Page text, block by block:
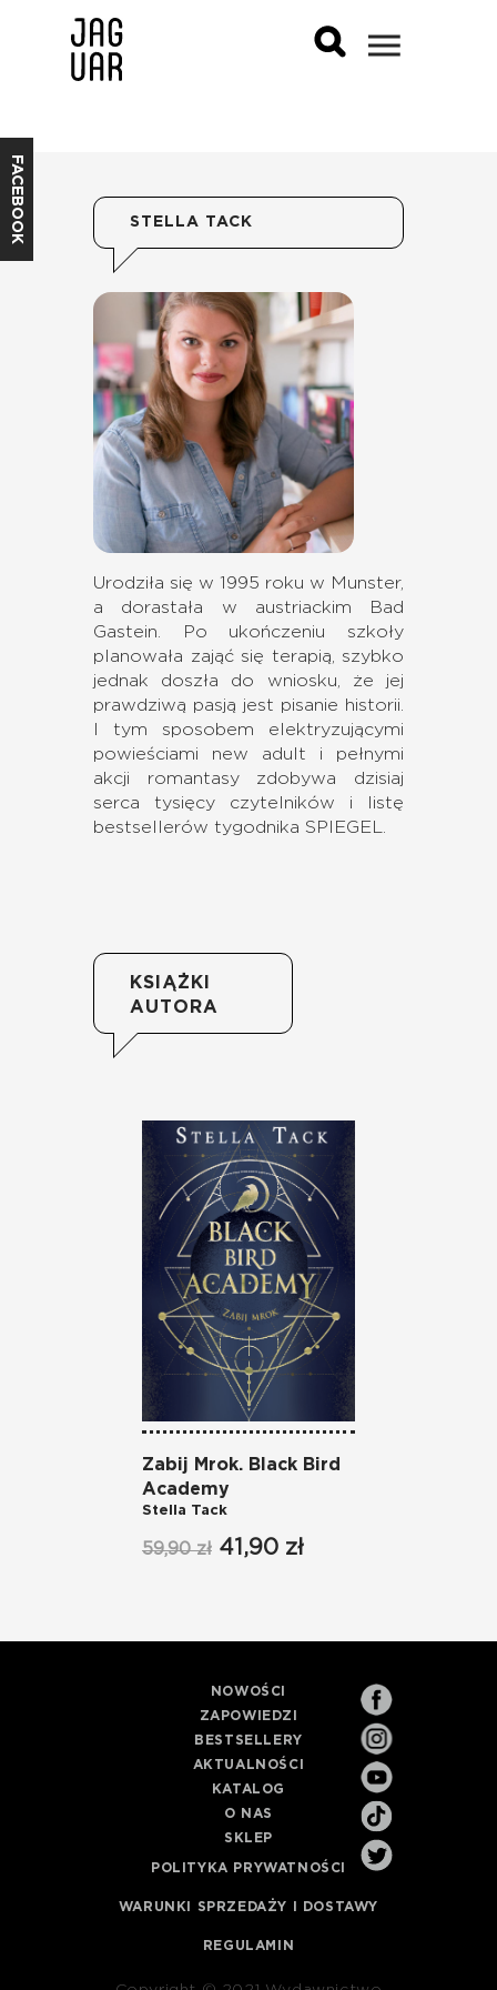
FACEBOOK STELLA TACK
Urodziła się w 1995 roku w Munster,
a dorastała w austriackim Bad
Gastein. Po ukończeniu szkoły
planowała zająć się terapią, szybko
jednak doszła do wniosku, że jej
prawdziwą pasją jest pisanie historii.
I tym sposobem elektryzującymi
powieściami new adult i pełnymi
akcji romantasy zdobywa dzisiaj
serca tysięcy czytelników i listę
bestsellerów tygodnika SPIEGEL.
KSIĄŻKI
AUTORA
Zabij Mrok. Black Bird
Academy
Stella Tack
59,90 zł 41,90 zł
NOWOŚCI
ZAPOWIEDZI
BESTSELLERY
AKTUALNOŚCI
KATALOG
O NAS
SKLEP
POLITYKA PRYWATNOŚCI
WARUNKI SPRZEDAŻY I DOSTAWY
REGULAMIN